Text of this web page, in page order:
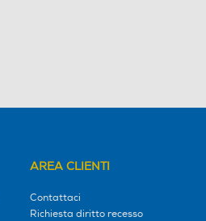
AREA CLIENTI
Contattaci
Richiesta diritto recesso